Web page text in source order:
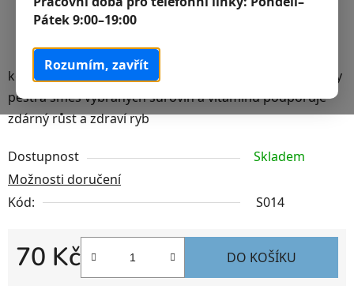
Pátek 9:00–19:00
Rozumím, zavřít
kompletní krmivo pro závojnatky a zlaté okrasné karasy
pestrá směs vybraných surovin a vitamínů podporuje
zdárný růst a zdraví ryb
Dostupnost
Skladem
Možnosti doručení
Kód:
S014
70 Kč
Měrná cena:
DO KOŠÍKU